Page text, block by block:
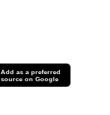
Add as a preferred
source on Google